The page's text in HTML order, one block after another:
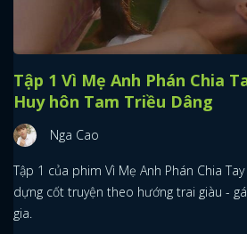
Tập 1 Vì Mẹ Anh Phán Chia
Huy hôn Tam Triều Dâng
Nga Cao
Tập 1 của phim Vì Mẹ Anh Phán Chia
dựng cốt truyện theo hướng trai giàu -
gia.